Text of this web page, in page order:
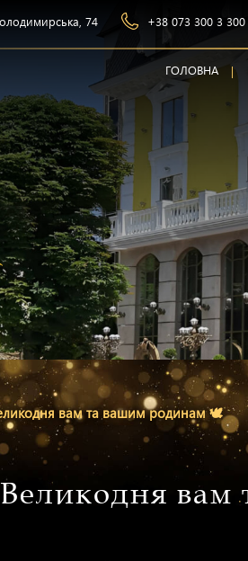
74 +38 073 300 3 300
ГОЛОВНА
вам та вашим родинам 🕊️
Великодня